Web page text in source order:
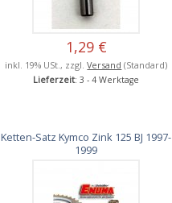
1,29 €
inkl. 19% USt., zzgl.Versand (Standard)
Lieferzeit: 3 - 4 Werktage
Ketten-Satz Kymco Zink 125 BJ 1997-
1999